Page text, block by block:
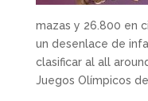
mazas y 26.800 en
un desenlace de
clasificar al all
Juegos Olímpicos de